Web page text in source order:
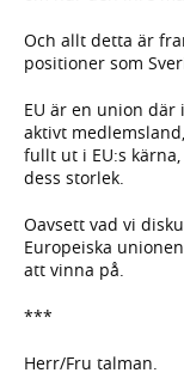
Och allt detta är
positioner som
EU är en union
aktivt
fullt ut i EU:s
dess storlek.
Oavsett vad vi
Europeiska
att vinna på.
***
Herr/Fru talman.